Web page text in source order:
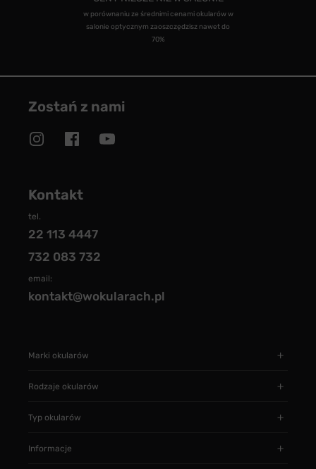
w porównaniu ze średnimi cenami okularów w
salonie optycznym zaoszczędzisz nawet do
70%
Zostań z nami
Kontakt
tel.
22 113 4447
732 083 732
email:
kontakt@wokularach.pl
Marki okularów
Rodzaje okularów
Typ okularów
Informacje